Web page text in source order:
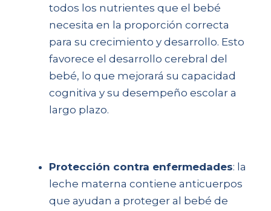
todos los nutrientes que el bebé
necesita en la proporción correcta
para su crecimiento y desarrollo. Esto
favorece el desarrollo cerebral del
bebé, lo que mejorará su capacidad
cognitiva y su desempeño escolar a
largo plazo.
Protección contra enfermedades: la
leche materna contiene anticuerpos
que ayudan a proteger al bebé de